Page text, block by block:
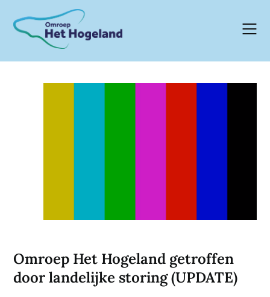
content
Omroep Het Hogeland getroffen
door landelijke storing (UPDATE)